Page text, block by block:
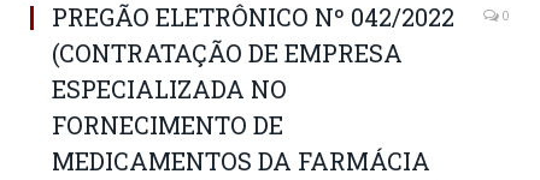
PREGÃO ELETRÔNICO Nº 042/2022
(CONTRATAÇÃO DE EMPRESA
ESPECIALIZADA NO
FORNECIMENTO DE
MEDICAMENTOS DA FARMÁCIA
0